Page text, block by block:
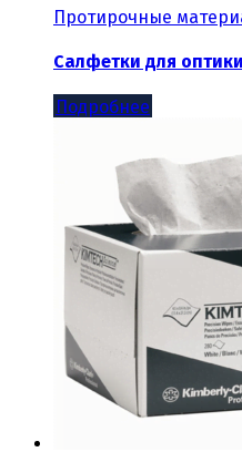
Протирочные
Салфетки для
Подробнее